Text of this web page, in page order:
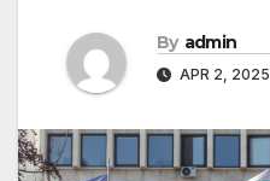
By admin
APR 2, 2025